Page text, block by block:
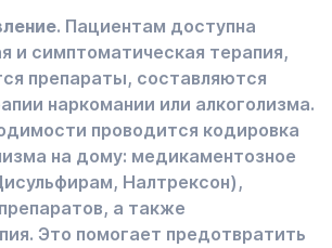
. Пациентам доступна
и симптоматическая терапия,
препараты, составляются
наркомании или алкоголизма.
проводится кодировка
на дому: медикаментозное
Налтрексон),
а также
Это помогает предотвратить